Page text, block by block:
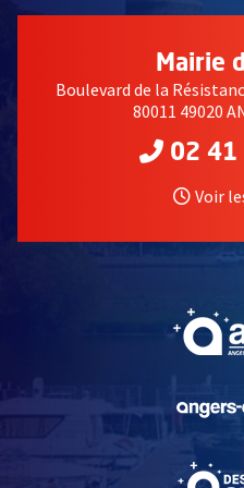
Mairie
Boulevard de la
80011 49020
02 41
Voir